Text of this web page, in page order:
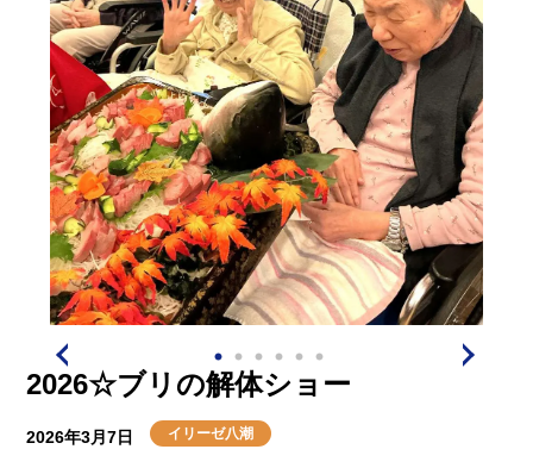
2026☆ブリの解体ショー
2026年3月7日 イリーゼ八潮